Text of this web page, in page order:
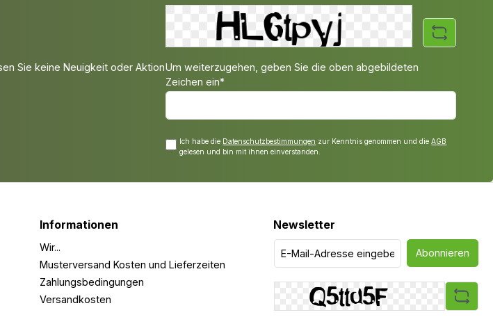
Sie keine Neuigkeit oder AktionUm weiterzugehen, geben Sie die oben abgebildeten
Zeichen ein*
Ich habe die Datenschutzbestimmungen zur Kenntnis genommen und dieAGB
gelesen und bin mit ihnen einverstanden.
Informationen
Wir...
Musterversand Kosten und Lieferzeiten
Zahlungsbedingungen
Versandkosten
Newsletter
Abonnieren